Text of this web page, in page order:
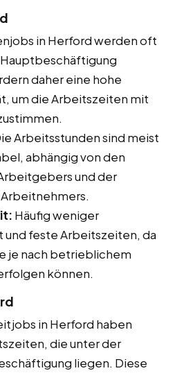
in Herford werden oft
daher eine hohe
um die Arbeitszeiten mit
Arbeitsstunden sind meist
abhängig von den
und der
Häufig weniger
und feste Arbeitszeiten, da
je nach betrieblichem
können.
in Herford haben
die unter der
liegen. Diese